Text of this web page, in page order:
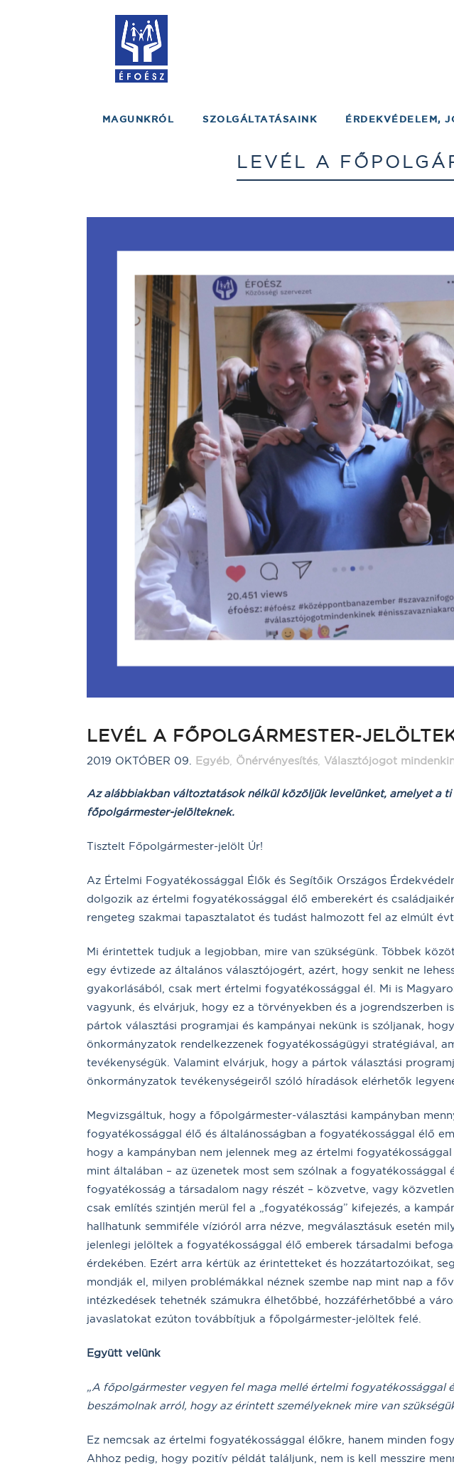
MAGUNKRÓL SZOLGÁLTATÁSAINK ÉRDEKVÉDELEM,
LEVÉL A
LEVÉL A FŐPOLGÁRMESTER-
2019 OKTÓBER 09. Egyéb, Önérvényesítés, Választójogot
Az alábbiakban változtatások nélkül közöljük levelünket, amelyet a
főpolgármester-jelölteknek.
Tisztelt Főpolgármester-jelölt Úr!
Az Értelmi Fogyatékossággal Élők és Segítőik Országos
dolgozik az értelmi fogyatékossággal élő emberekért és
rengeteg szakmai tapasztalatot és tudást halmozott fel az elmúlt
Mi érintettek tudjuk a legjobban, mire van szükségünk. Többek
egy évtizede az általános választójogért, azért, hogy senkit ne
gyakorlásából, csak mert értelmi fogyatékossággal él. Mi is
vagyunk, és elvárjuk, hogy ez a törvényekben és a jogrendszerben
pártok választási programjai és kampányai nekünk is szóljanak,
önkormányzatok rendelkezzenek fogyatékosságügyi stratégiával,
tevékenységük. Valamint elvárjuk, hogy a pártok választási
önkormányzatok tevékenységeiről szóló híradások elérhetők
Megvizsgáltuk, hogy a főpolgármester-választási kampányban
fogyatékossággal élő és általánosságban a fogyatékossággal élő
hogy a kampányban nem jelennek meg az értelmi
mint általában – az üzenetek most sem szólnak a fogyatékossággal
fogyatékosság a társadalom nagy részét – közvetve, vagy
csak említés szintjén merül fel a „fogyatékosság” kifejezés, a
hallhatunk semmiféle vízióról arra nézve, megválasztásuk esetén
jelenlegi jelöltek a fogyatékossággal élő emberek társadalmi
érdekében. Ezért arra kértük az érintetteket és hozzátartozóikat,
mondják el, milyen problémákkal néznek szembe nap mint nap a
intézkedések tehetnék számukra élhetőbbé, hozzáférhetőbbé a
javaslatokat ezúton továbbítjuk a főpolgármester-jelöltek felé.
Együtt velünk
„A főpolgármester vegyen fel maga mellé értelmi fogyatékossággal
beszámolnak arról, hogy az érintett személyeknek mire van
Ez nemcsak az értelmi fogyatékossággal élőkre, hanem minden
Ahhoz pedig, hogy pozitív példát találjunk, nem is kell messzire